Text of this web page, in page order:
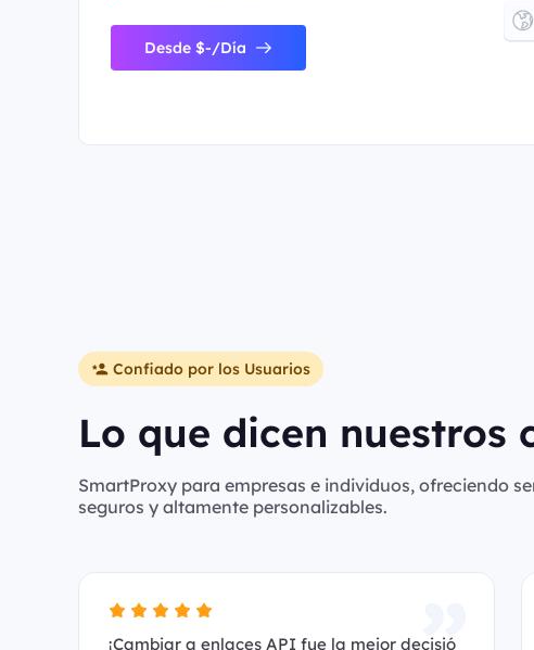
Desde $-/Día
Confiado por los Usuarios
Lo que dicen nuestros
SmartProxy para empresas e individuos, ofreciendo
seguros y altamente personalizables.
¡Cambiar a enlaces API fue la mejor decisió